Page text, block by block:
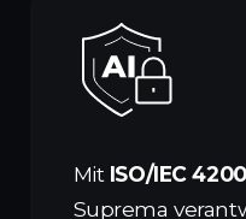
Mit ISO/IEC
Suprema